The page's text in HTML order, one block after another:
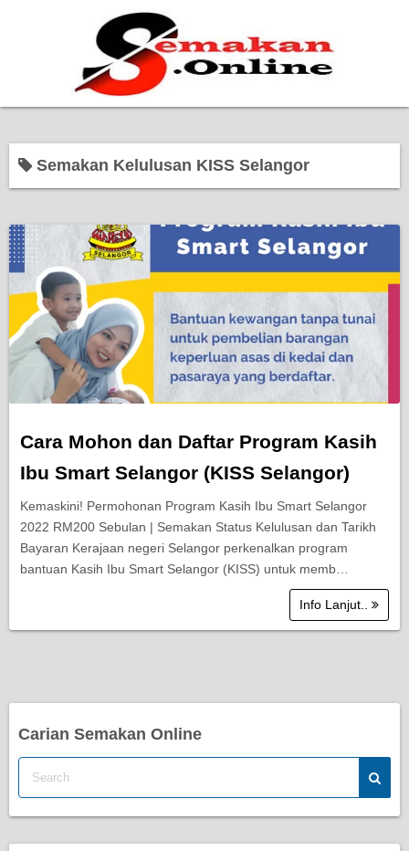
Bantuan Kerajaan
Pendidikan
Kerja Kosong Terkini
Semakan Kelulusan KISS Selangor
Cara Mohon dan Daftar Program Kasih
Ibu Smart Selangor (KISS Selangor)
Kemaskini! Permohonan Program Kasih Ibu Smart Selangor
2022 RM200 Sebulan | Semakan Status Kelulusan dan Tarikh
Bayaran Kerajaan negeri Selangor perkenalkan program
bantuan Kasih Ibu Smart Selangor (KISS) untuk memb…
Info Lanjut..
Carian Semakan Online